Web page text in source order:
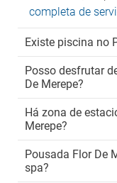
completa de
Existe piscina no
Posso desfrutar
De Merepe?
Há zona de
Merepe?
Pousada Flor De
spa?